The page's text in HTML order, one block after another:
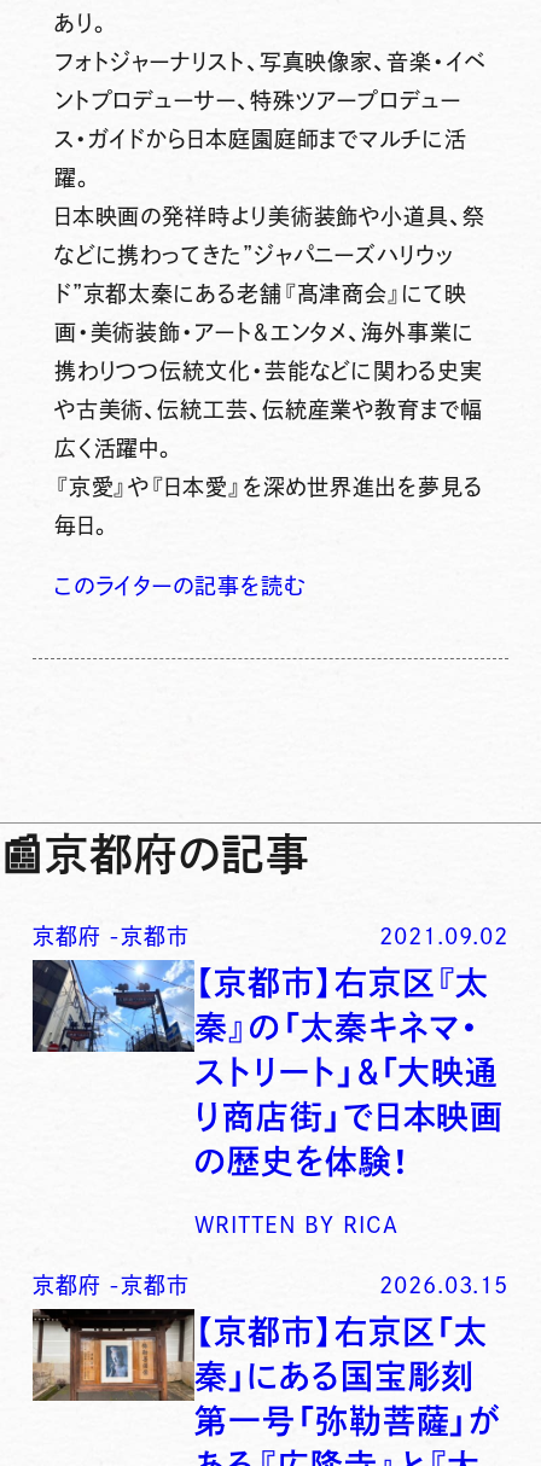
あり。
フォトジャーナリスト、写真映像家、音楽・イベ
ントプロデューサー、特殊ツアープロデュー
ス・ガイドから日本庭園庭師までマルチに活
躍。
日本映画の発祥時より美術装飾や小道具、祭
などに携わってきた”ジャパニーズハリウッ
ド”京都太秦にある老舗『髙津商会』にて映
画・美術装飾・アート＆エンタメ、海外事業に
携わりつつ伝統文化・芸能などに関わる史実
や古美術、伝統工芸、伝統産業や教育まで幅
広く活躍中。
『京愛』や『日本愛』を深め世界進出を夢見る
毎日。
このライターの記事を読む
📰京都府の記事
京都府 -京都市 2021.09.02
【京都市】右京区『太
秦』の「太秦キネマ・
ストリート」＆「大映通
り商店街」で日本映画
の歴史を体験！
WRITTEN BY RICA
京都府 -京都市 2026.03.15
【京都市】右京区「太
秦」にある国宝彫刻
第一号「弥勒菩薩」が